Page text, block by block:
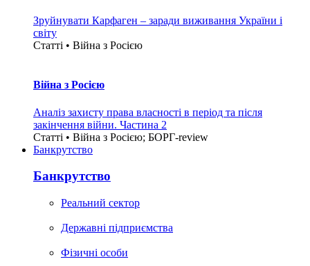
Зруйнувати Карфаген – заради виживання України і
світу
Статті • Війна з Росією
Війна з Росією
Аналіз захисту права власності в період та після
закінчення війни. Частина 2
Статті • Війна з Росією; БОРГ-review
Банкрутство
Банкрутство
Реальний сектор
Державні підприємства
Фізичні особи